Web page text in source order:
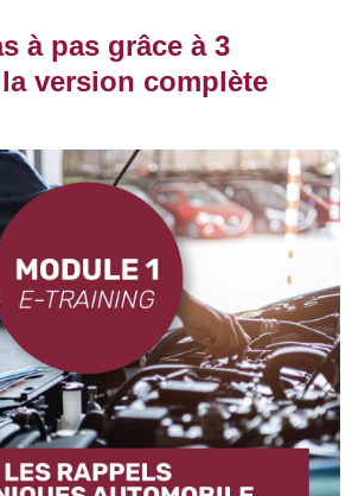
à pas grâce à 3
version complète
Découvrez
Le fonctionnement moteur,
L’injection et le turbo,
Les capteurs,
Les calculateurs,
Le diagnostic automobile.
le Module 1